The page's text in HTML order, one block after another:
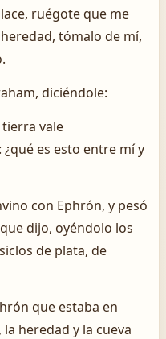
ruégote que me
tómalo de mí,
diciéndole:
vale
es esto entre mí y
con Ephrón, y pesó
dijo, oyéndolo los
de plata, de
que estaba en
heredad y la cueva